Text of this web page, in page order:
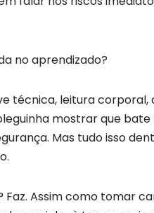
no aprendizado?
técnica, leitura corporal,
mostrar que
Mas tudo isso
Faz. Assim como tomar